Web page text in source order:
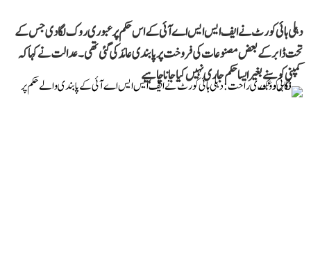
دہلی ہائی کورٹ نے ایف ایس ایس اے آئی کے اس حکم پر عبوری روک لگا دی جس کے
تحت ڈابر کے بعض مصنوعات کی فروخت پر پابندی عائد کی گئی تھی۔ عدالت نے کہا کہ
کمپنی کو سنے بغیر ایسا حکم جاری نہیں کیا جانا چاہیے